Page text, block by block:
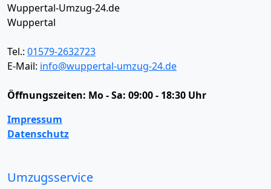
Wuppertal-Umzug-24.de
Wuppertal
Tel.: 01579-2632723
E-Mail: info@wuppertal-umzug-24.de
Öffnungszeiten: Mo - Sa: 09:00 - 18:30 Uhr
Impressum
Datenschutz
Umzugsservice